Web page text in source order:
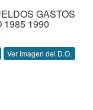
GASTOS
1985 1990
Ver Imagen del D.O.